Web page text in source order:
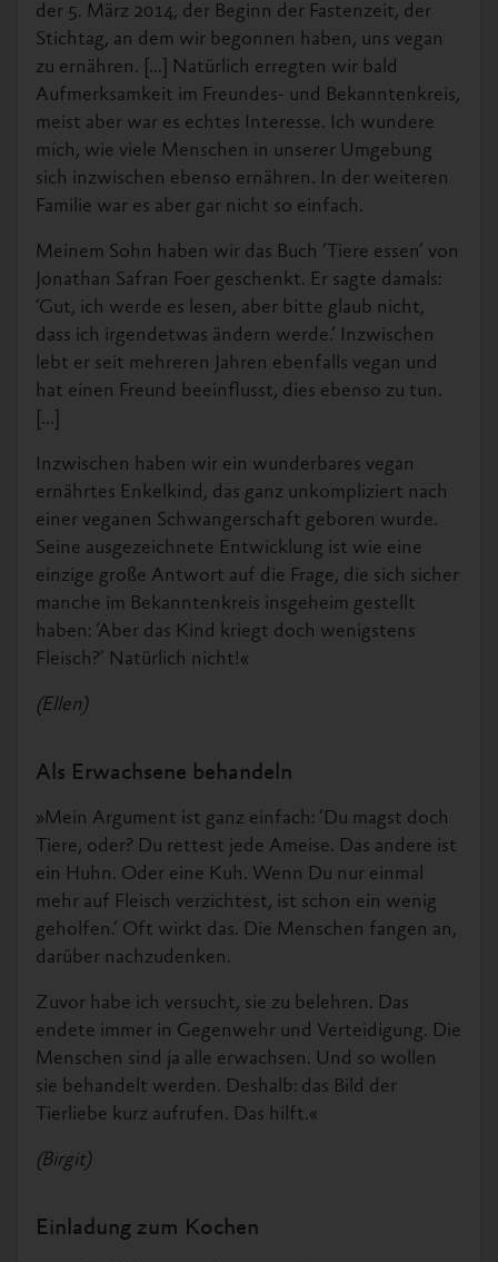
der 5. März 2014, der Beginn der Fastenzeit, der
Stichtag, an dem wir begonnen haben, uns vegan
zu ernähren. [...] Natürlich erregten wir bald
Aufmerksamkeit im Freundes- und Bekanntenkreis,
meist aber war es echtes Interesse. Ich wundere
mich, wie viele Menschen in unserer Umgebung
sich inzwischen ebenso ernähren. In der weiteren
Familie war es aber gar nicht so einfach.
Meinem Sohn haben wir das Buch ‘Tiere essen’ von
Jonathan Safran Foer geschenkt. Er sagte damals:
‘Gut, ich werde es lesen, aber bitte glaub nicht,
dass ich irgendetwas ändern werde.’ Inzwischen
lebt er seit mehreren Jahren ebenfalls vegan und
hat einen Freund beeinflusst, dies ebenso zu tun.
[...]
Inzwischen haben wir ein wunderbares vegan
ernährtes Enkelkind, das ganz unkompliziert nach
einer veganen Schwangerschaft geboren wurde.
Seine ausgezeichnete Entwicklung ist wie eine
einzige große Antwort auf die Frage, die sich sicher
manche im Bekanntenkreis insgeheim gestellt
haben: ‘Aber das Kind kriegt doch wenigstens
Fleisch?’ Natürlich nicht!«
(Ellen)
Als Erwachsene behandeln
»Mein Argument ist ganz einfach: ‘Du magst doch
Tiere, oder? Du rettest jede Ameise. Das andere ist
ein Huhn. Oder eine Kuh. Wenn Du nur einmal
mehr auf Fleisch verzichtest, ist schon ein wenig
geholfen.’ Oft wirkt das. Die Menschen fangen an,
darüber nachzudenken.
Zuvor habe ich versucht, sie zu belehren. Das
endete immer in Gegenwehr und Verteidigung. Die
Menschen sind ja alle erwachsen. Und so wollen
sie behandelt werden. Deshalb: das Bild der
Tierliebe kurz aufrufen. Das hilft.«
(Birgit)
Einladung zum Kochen